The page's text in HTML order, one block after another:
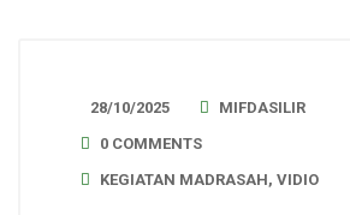
28/10/2025
MIFDASILIR
0 COMMENTS
KEGIATAN MADRASAH, VIDIO